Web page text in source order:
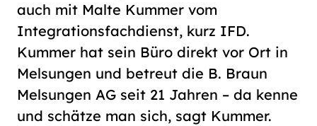
auch mit Malte Kummer vom
Integrationsfachdienst, kurz IFD.
Kummer hat sein Büro direkt vor Ort in
Melsungen und betreut die B. Braun
Melsungen AG seit 21 Jahren – da kenne
und schätze man sich, sagt Kummer.